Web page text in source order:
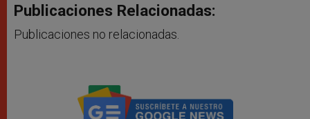
Publicaciones Relacionadas:
Publicaciones no relacionadas.